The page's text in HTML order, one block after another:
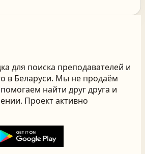
для поиска преподавателей и
в Беларуси. Мы не продаём
найти друг друга и
Проект активно